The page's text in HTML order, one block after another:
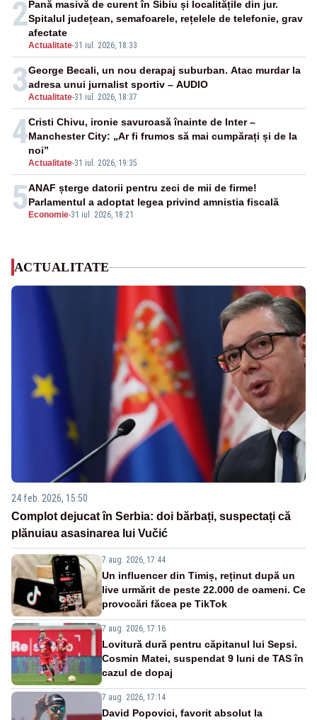
2
Actualitate-31 iul. 2026, 18:33
Pană masivă de curent în Sibiu și localitățile din jur.
Spitalul județean, semafoarele, rețelele de telefonie, grav
afectate
3Actualitate-31 iul. 2026, 18:37
George Becali, un nou derapaj suburban. Atac murdar la
adresa unui jurnalist sportiv – AUDIO
4
Actualitate-31 iul. 2026, 19:35
Cristi Chivu, ironie savuroasă înainte de Inter –
Manchester City: „Ar fi frumos să mai cumpărați și de la
noi”
5 Economie-31 iul. 2026, 18:21
ANAF șterge datorii pentru zeci de mii de firme!
Parlamentul a adoptat legea privind amnistia fiscală
ACTUALITATE
24 feb. 2026, 15:50
Complot dejucat în Serbia: doi bărbați, suspectați că
plănuiau asasinarea lui Vučić
7 aug. 2026, 17:44
Un influencer din Timiș, reținut după un
live urmărit de peste 22.000 de oameni. Ce
provocări făcea pe TikTok
7 aug. 2026, 17:16
Lovitură dură pentru căpitanul lui Sepsi.
Cosmin Matei, suspendat 9 luni de TAS în
cazul de dopaj
7 aug. 2026, 17:14
David Popovici, favorit absolut la